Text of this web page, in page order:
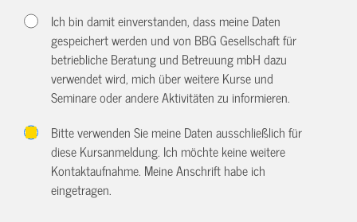
Ich bin damit einverstanden, dass meine Daten
gespeichert werden und von BBG Gesellschaft für
betriebliche Beratung und Betreuung mbH dazu
verwendet wird, mich über weitere Kurse und
Seminare oder andere Aktivitäten zu informieren.
Bitte verwenden Sie meine Daten ausschließlich für
diese Kursanmeldung. Ich möchte keine weitere
Kontaktaufnahme. Meine Anschrift habe ich
eingetragen.